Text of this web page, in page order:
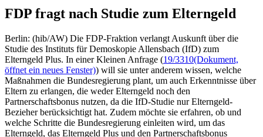
FDP fragt nach Studie zum Elterngeld
Berlin: (hib/AW) Die FDP-Fraktion verlangt Auskunft über die
Studie des Instituts für Demoskopie Allensbach (IfD) zum
Elterngeld Plus. In einer Kleinen Anfrage (19/3310(Dokument,
öffnet ein neues Fenster)) will sie unter anderem wissen, welche
Maßnahmen die Bundesregierung plant, um auch Erkenntnisse über
Eltern zu erlangen, die weder Elterngeld noch den
Partnerschaftsbonus nutzen, da die IfD-Studie nur Elterngeld-
Bezieher berücksichtigt hat. Zudem möchte sie erfahren, ob und
welche Schritte die Bundesregierung einleiten wird, um das
Elterngeld, das Elterngeld Plus und den Partnerschaftsbonus